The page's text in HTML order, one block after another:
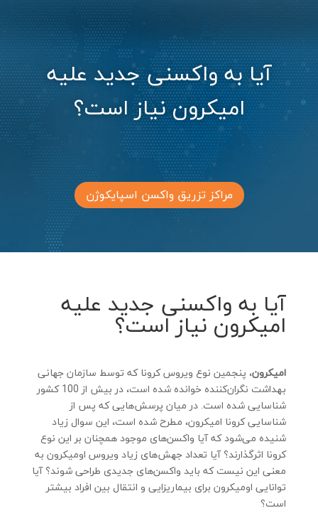
آیا به واکسنی جدید علیه
امیکرون نیاز است؟
مراکز تزریق واکسن اسپایکوژن
آیا به واکسنی جدید علیه
امیکرون نیاز است؟
امیکرون، پنجمین نوع ویروس کرونا که توسط سازمان جهانی
بهداشت نگران‌کننده خوانده شده است، در بیش از 100 کشور
شناسایی شده است. در میان پرسش‌هایی که پس از
شناسایی کرونا امیکرون، مطرح شده است، این سوال زیاد
شنیده می‌شود که آیا واکسن‌های موجود همچنان بر این نوع
کرونا اثرگذارند؟ آیا تعداد جهش‌های زیاد ویروس اومیکرون به
معنی این نیست که باید واکسن‌های جدیدی طراحی شوند؟ آیا
توانایی اومیکرون برای بیماریزایی و انتقال بین افراد بیشتر
است؟